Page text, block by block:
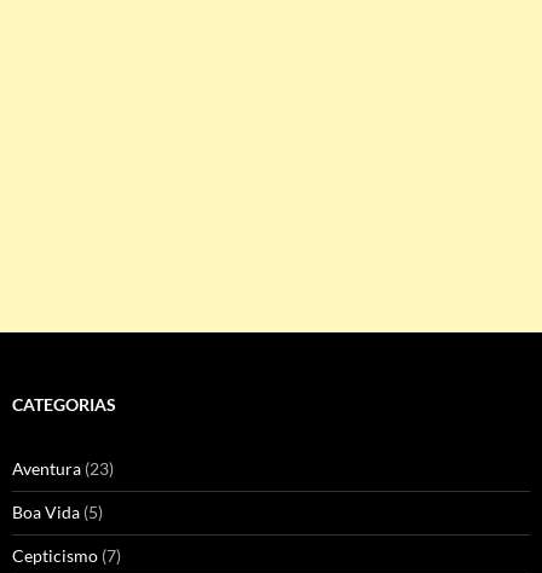
CATEGORIAS
Aventura (23)
Boa Vida (5)
Cepticismo (7)